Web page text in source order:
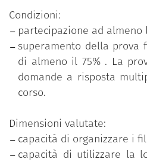
Condizioni:
partecipazione ad almeno
superamento della prova
di almeno il 75% . La
domande a risposta
corso.
Dimensioni valutate:
capacità di organizzare i
capacità di utilizzare la